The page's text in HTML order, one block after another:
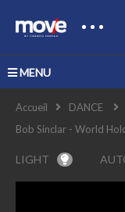
MENU
Accueil
DANCE
Bob Sinclar - World
LIGHT